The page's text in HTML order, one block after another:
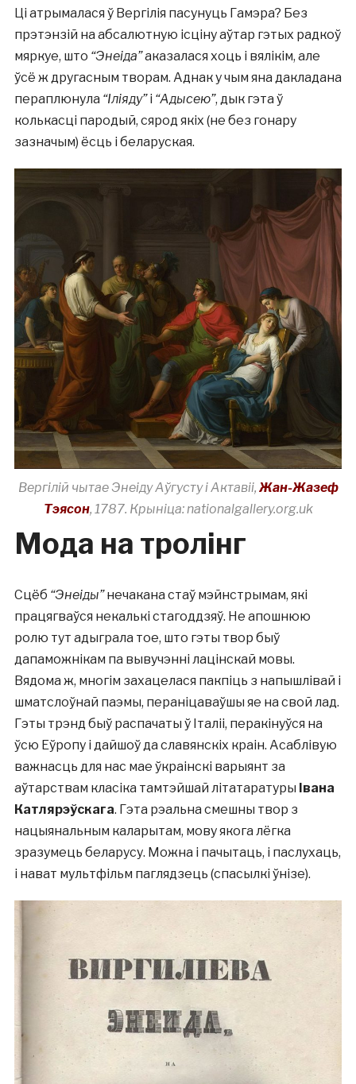
Ці атрымалася ў Вергілія пасунуць Гамэра? Без
прэтэнзій на абсалютную ісціну аўтар гэтых радкоў
мяркуе, што “Энеіда”аказалася хоць і вялікім, але
ўсё ж другасным творам. Аднак у чым яна дакладана
пераплюнула “Іліяду”і “Адысею”, дык гэта ў
колькасці пародый, сярод якіх (не без гонару
зазначым) ёсць і беларуская.
Вергілій чытае Энеіду Аўгусту і Актавіі, Жан-Жазеф
Тэясон, 1787. Крыніца: nationalgallery.org.uk
Мода на тролінг
Сцёб “Энеіды”нечакана стаў мэйнстрымам, які
працягваўся некалькі стагоддзяў. Не апошнюю
ролю тут адыграла тое, што гэты твор быў
дапаможнікам па вывучэнні лацінскай мовы.
Вядома ж, многім захацелася пакпіць з напышлівай і
шматслоўнай паэмы, пераніцаваўшы яе на свой лад.
Гэты трэнд быў распачаты ў Італіі, перакінуўся на
ўсю Еўропу і дайшоў да славянскіх краін. Асаблівую
важнасць для нас мае ўкраінскі варыянт за
аўтарствам класіка тамтэйшай літатаратуры Івана
Катлярэўскага. Гэта рэальна смешны твор з
нацыянальным каларытам, мову якога лёгка
зразумець беларусу. Можна і пачытаць, і паслухаць,
і нават мультфільм паглядзець (спасылкі ўнізе).